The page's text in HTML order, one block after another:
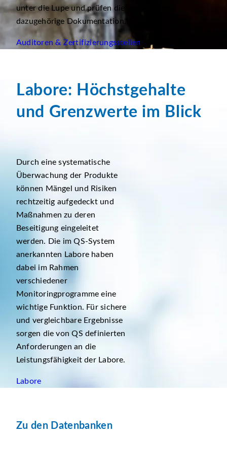
unter die Lupe und prüfen die
dazugehörige Dokumentation.
Auditoren & Zertifizierungsstellen
Labore: Höchstgehalte
und Grenzwerte im Blick
Durch eine systematische
Überwachung der Produkte
können Mängel und Risiken
rechtzeitig aufgedeckt und
Maßnahmen zu deren
Beseitigung eingeleitet
werden. Die im QS-System
anerkannten Labore haben
dabei im Rahmen
verschiedener
Monitoringprogramme eine
wichtige Funktion. Für sichere
und vergleichbare Ergebnisse
sorgen die von QS definierten
Anforderungen an die
Leistungsfähigkeit der Labore.
Labore
Zu den Datenbanken